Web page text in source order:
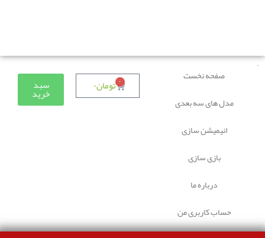
صفحه نخست
مدل های سه بعدی
انیمیشن سازی
بازی سازی
درباره ما
حساب کاربری من
تومان۰ ۰ سبد
خرید